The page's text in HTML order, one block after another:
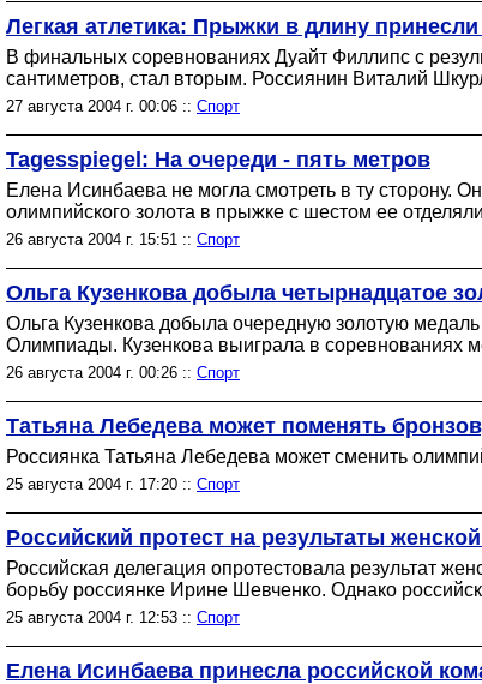
Легкая атлетика: Прыжки в длину
В финальных соревнованиях Дуайт Филлипс с
сантиметров, стал вторым. Россиянин Виталий
27 августа 2004 г. 00:06 :: Спорт
Tagesspiegel: На очереди - пять метров
Елена Исинбаева не могла смотреть в ту сторону.
олимпийского золота в прыжке с шестом ее
26 августа 2004 г. 15:51 :: Спорт
Ольга Кузенкова добыла четырнадцатое
Ольга Кузенкова добыла очередную золотую
Олимпиады. Кузенкова выиграла в соревнованиях
26 августа 2004 г. 00:26 :: Спорт
Татьяна Лебедева может поменять
Россиянка Татьяна Лебедева может сменить
25 августа 2004 г. 17:20 :: Спорт
Российский протест на результаты
Российская делегация опротестовала результат
борьбу россиянке Ирине Шевченко. Однако
25 августа 2004 г. 12:53 :: Спорт
Елена Исинбаева принесла российской